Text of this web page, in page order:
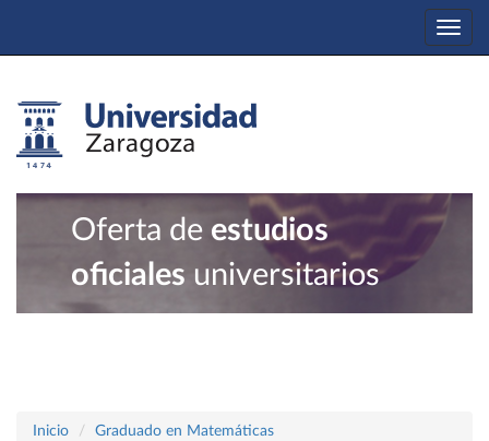
Oferta de estudios
oficiales universitarios
Inicio
Graduado en Matemáticas